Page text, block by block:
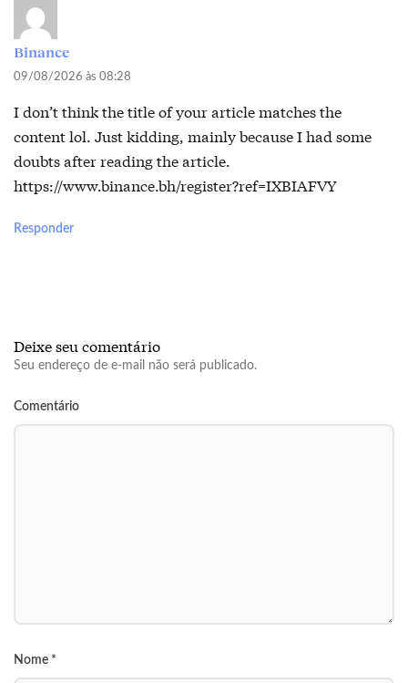
Binance
09/08/2026 às 08:28
I don’t think the title of your article matches the
content lol. Just kidding, mainly because I had some
doubts after reading the article.
https://www.binance.bh/register?ref=IXBIAFVY
Responder
Deixe seu comentário
Seu endereço de e-mail não será publicado.
Comentário
Nome *